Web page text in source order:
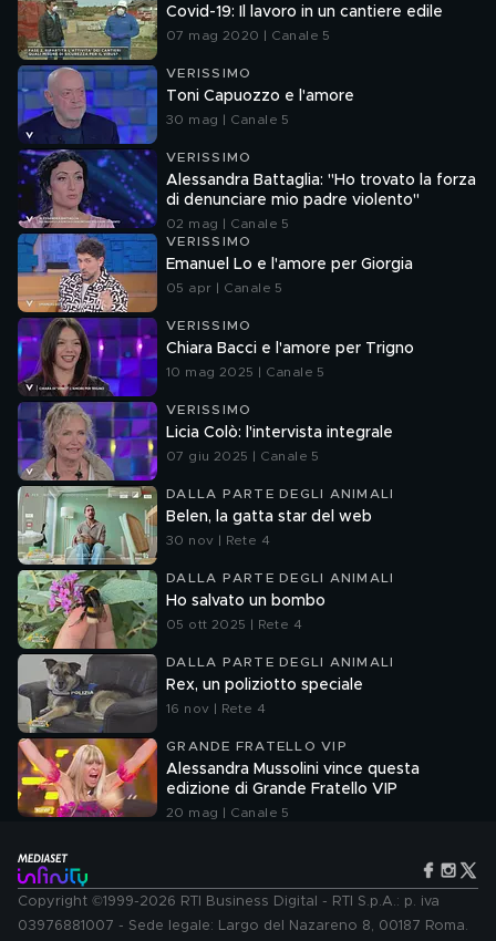
Covid-19: Il lavoro in un cantiere edile
07 mag 2020 | Canale 5
VERISSIMO
Toni Capuozzo e l'amore
30 mag | Canale 5
VERISSIMO
Alessandra Battaglia: "Ho trovato la forza
di denunciare mio padre violento"
02 mag | Canale 5
VERISSIMO
Emanuel Lo e l'amore per Giorgia
05 apr | Canale 5
VERISSIMO
Chiara Bacci e l'amore per Trigno
10 mag 2025 | Canale 5
VERISSIMO
Licia Colò: l'intervista integrale
07 giu 2025 | Canale 5
DALLA PARTE DEGLI ANIMALI
Belen, la gatta star del web
30 nov | Rete 4
DALLA PARTE DEGLI ANIMALI
Ho salvato un bombo
05 ott 2025 | Rete 4
DALLA PARTE DEGLI ANIMALI
Rex, un poliziotto speciale
16 nov | Rete 4
GRANDE FRATELLO VIP
Alessandra Mussolini vince questa
edizione di Grande Fratello VIP
20 mag | Canale 5
Copyright ©1999-2026 RTI Business Digital - RTI S.p.A.: p. iva
03976881007 - Sede legale: Largo del Nazareno 8, 00187 Roma.